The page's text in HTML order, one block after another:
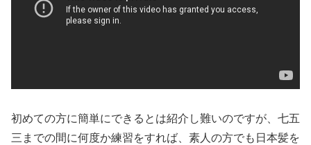
初めての方に簡単にできるとは紹介し難いのですが、七五
三までの間に何度か練習をすれば、素人の方でも日本髪を